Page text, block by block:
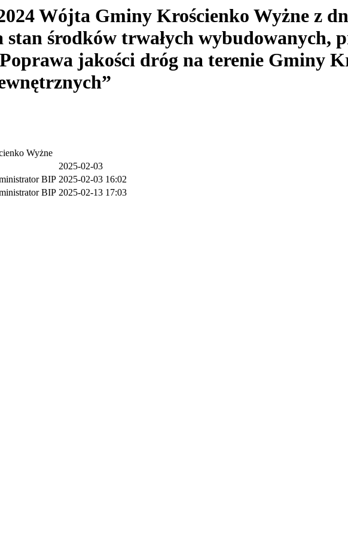
Wójta Gminy Krościenko Wyżne z
stan środków trwałych wybudowanych,
jakości dróg na terenie Gminy
Wyżne
2025-02-03
BIP 2025-02-03 16:02
BIP 2025-02-13 17:03